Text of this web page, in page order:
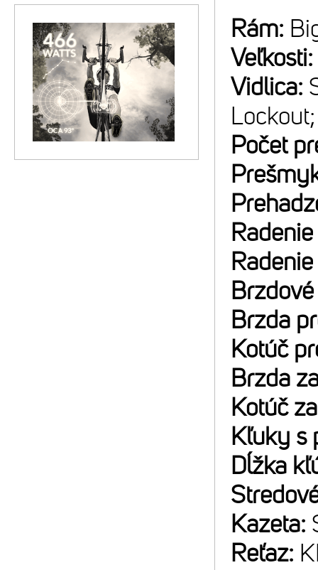
Rám:
Veľkosti:
Vidlica:
Počet
Brzda
Kotúč
Brzda
Kotúč
Kľuky s
Dĺžka
Kazeta:
Reťaz: